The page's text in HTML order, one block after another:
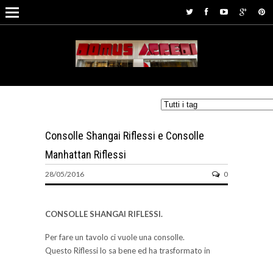
Consolle Shangai Riflessi e Consolle
Manhattan Riflessi
28/05/2016 0
CONSOLLE SHANGAI RIFLESSI.
Per fare un tavolo ci vuole una consolle.
Questo Riflessi lo sa bene ed ha trasformato in